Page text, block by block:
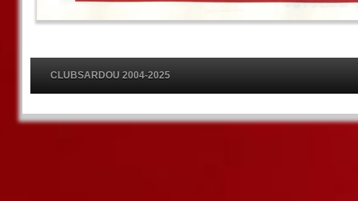
CLUBSARDOU 2004-2025